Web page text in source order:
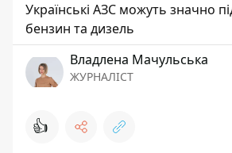
Українські АЗС можуть значно
бензин та дизель
Владлена Мачульська
ЖУРНАЛІСТ
👍